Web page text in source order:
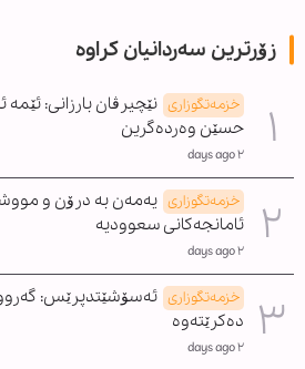
زۆرترین سەردانیان کراوە
خزمەتگوزاری نێچیرڤان بارزانی: ئێمە
حسێن وەردەگرین
٢ days ago
خزمەتگوزاری یەمەن بە درۆن و
ئامانجەکانی سعوودیە
٢ days ago
خزمەتگوزاری ئەسۆشێتدپرێس:
دەکرێتەوە
٢ days ago